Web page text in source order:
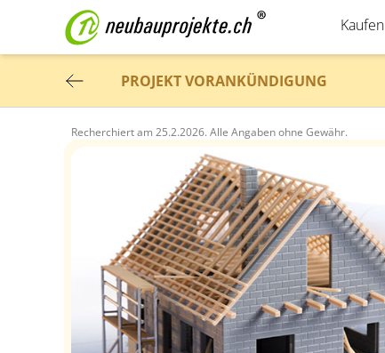
Kaufen
PROJEKT VORANKÜNDIGUNG
Recherchiert am 25.2.2026. Alle Angaben ohne Gewähr.